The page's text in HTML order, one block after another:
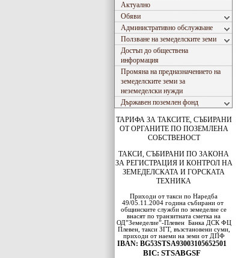
Актуално
Обяви
Административно обслужване
Ползване на земеделските земи
Достъп до обществена
информация
Промяна на предназначението на
земеделските земи за
неземеделски нужди
Държавен поземлен фонд
ТАРИФА ЗА ТАКСИТЕ, СЪБИРАНИ
ОТ ОРГАНИТЕ ПО ПОЗЕМЛЕНА
СОБСТВЕНОСТ
ТАКСИ, СЪБИРАНИ ПО ЗАКОНА
ЗА РЕГИСТРАЦИЯ И КОНТРОЛ НА
ЗЕМЕДЕЛСКАТА И ГОРСКАТА
ТЕХНИКА
Приходи от такси по Наредба
49/05.11.2004 година събирани от
общинските служби по земеделие се
внасят по транзитната сметка на
ОД”Земеделие”-Плевен Банка ДСКФЦ
Плевен, такси ЗГТ, възстановени суми,
приходи от наеми на земи от ДПФ
IBAN: BG53STSA93003105652501
BIC: STSABGSF